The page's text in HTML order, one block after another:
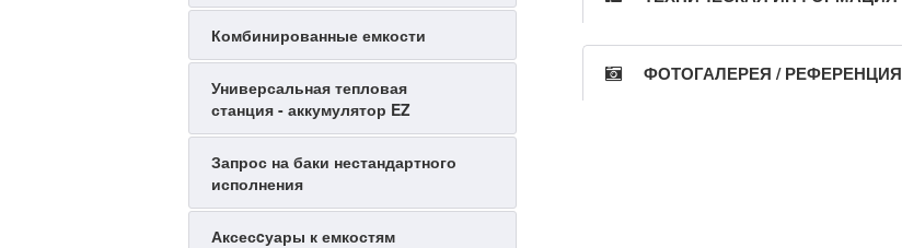
Комбинированные емкости
Универсальная тепловая
станция - аккумулятор EZ
Запрос на баки нестандартного
исполнения
Аксесcуары к емкостям
ФОТОГАЛЕРЕЯ / РЕФЕРЕНЦИЯ